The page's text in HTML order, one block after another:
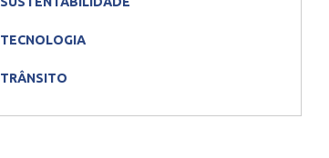
TECNOLOGIA
TRÂNSITO